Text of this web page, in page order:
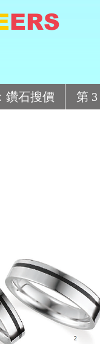
ERS
鑽石搜價 第